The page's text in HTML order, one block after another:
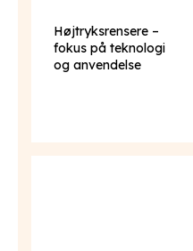
Højtryksrensere –
fokus på teknologi
og anvendelse